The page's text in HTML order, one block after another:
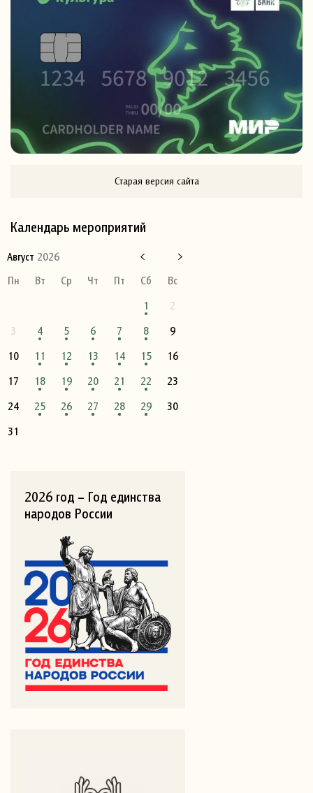
Старая версия сайта
Календарь мероприятий
Август 2026
Пн
Вт Ср Чт Пт Сб
Вс
1
2
3
4 5 6 7 8
9
10
11 12 13 14 15
16
17
18 19 20 21 22
23
24
25 26 27 28 29
30
31
2026 год – Год единства
народов России